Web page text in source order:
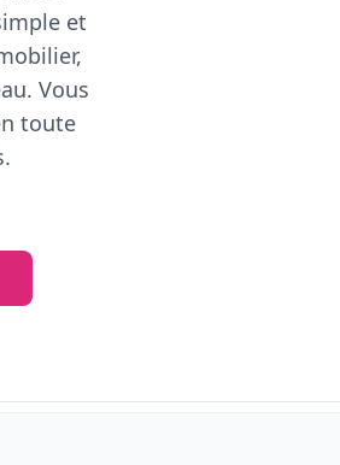
et
Vous
toute